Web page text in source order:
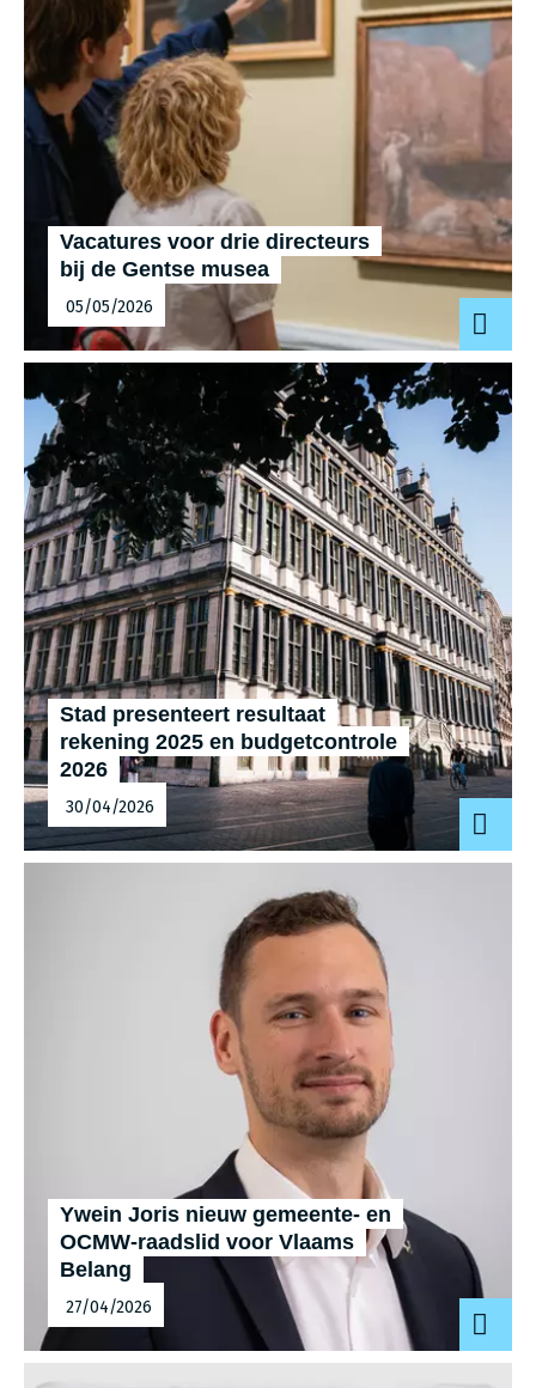
Vacatures voor drie directeurs
bij de Gentse musea
05/05/2026
Stad presenteert resultaat
rekening 2025 en budgetcontrole
2026
30/04/2026
Ywein Joris nieuw gemeente- en
OCMW-raadslid voor Vlaams
Belang
27/04/2026